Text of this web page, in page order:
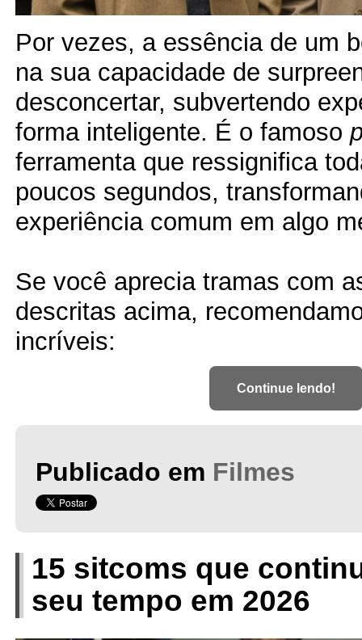
Por vezes, a essência de um
na sua capacidade de
desconcertar, subvertendo
forma inteligente. É o famoso
ferramenta que ressignifica
poucos segundos,
experiência comum em algo
Se você aprecia tramas com
descritas acima,
incríveis:
Continue lendo!
Publicado em Filmes
15 sitcoms que
seu tempo em 2026